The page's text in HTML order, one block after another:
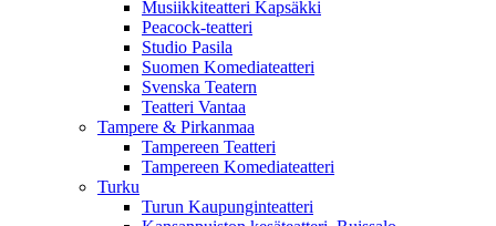
Musiikkiteatteri Kapsäkki
Peacock-teatteri
Studio Pasila
Suomen Komediateatteri
Svenska Teatern
Teatteri Vantaa
Tampere & Pirkanmaa
Tampereen Teatteri
Tampereen Komediateatteri
Turku
Turun Kaupunginteatteri